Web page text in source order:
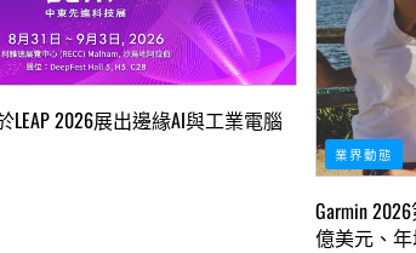
LEAP 2026展出邊緣AI與工業電腦
業界動態
Garmin
億美元、年